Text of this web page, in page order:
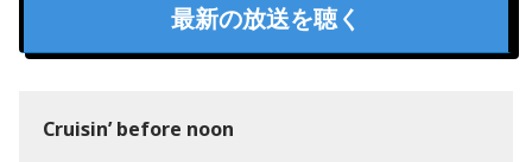
最新の放送を聴く
Cruisin’ before noon